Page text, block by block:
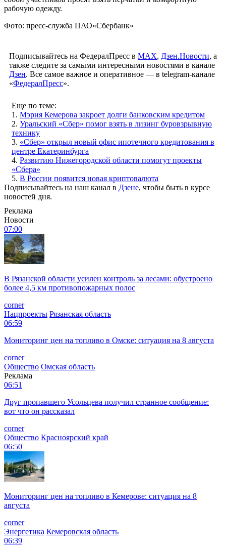
рабочую одежду.
Фото: пресс-служба ПАО«Сбербанк»
Подписывайтесь на ФедералПресс в МАХ, Дзен.Новости, а
также следите за самыми интересными новостями в канале
Дзен. Все самое важное и оперативное — в telegram-канале
«ФедералПресс».
Еще по теме:
1. Мэрия Кемерова закроет долги банковским кредитом
2. Уральский «Сбер» помог взять в лизинг буровзрывную
технику
3. «Сбер» открыл новый офис ипотечного кредитования в
центре Екатеринбурга
4. Развитию Нижегородской области помогут проекты
«Сбера»
5. В России появится новая криптовалюта
Подписывайтесь на наш канал в Дзене, чтобы быть в курсе
новостей дня.
Реклама
Новости
07:00
В Рязанской области усилен контроль за лесами: обустроено
более 4,5 км противопожарных полос
corner
Нацпроекты Рязанская область
06:59
Мониторинг цен на топливо в Омске: ситуация на 8 августа
corner
Общество Омская область
Реклама
06:51
Друг пропавшего Усольцева получил странное сообщение:
вот что он рассказал
corner
Общество Красноярский край
06:50
Мониторинг цен на топливо в Кемерове: ситуация на 8
августа
corner
Энергетика Кемеровская область
06:39